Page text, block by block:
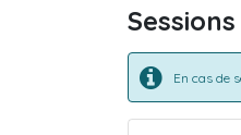
Sessions
En cas de